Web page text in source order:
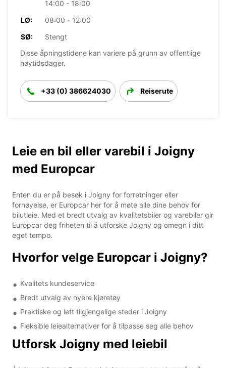
14:00 - 18:00
LØ:
08:00 - 12:00
SØ:
Stengt
Disse åpningstidene kan variere på grunn av offentlige
høytidsdager.
+33 (0) 386624030 Reiserute
Leie en bil eller varebil i Joigny
med Europcar
Enten du er på besøk i Joigny for forretninger eller
fornøyelse, er Europcar her for å møte alle dine behov for
bilutleie. Med et bredt utvalg av kvalitetsbiler og varebiler gir
Europcar deg friheten til å utforske Joigny og omegn i ditt
eget tempo.
Hvorfor velge Europcar i Joigny?
Kvalitets kundeservice
Bredt utvalg av nyere kjøretøy
Praktiske og lett tilgjengelige steder i Joigny
Fleksible leiealternativer for å tilpasse seg alle behov
Utforsk Joigny med leiebil